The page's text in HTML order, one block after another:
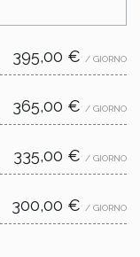
395,00 € / GIORNO
365,00 € / GIORNO
335,00 € / GIORNO
300,00 € / GIORNO